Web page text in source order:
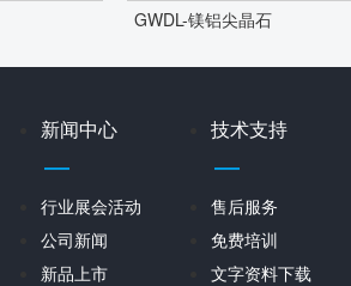
GWDL-镁铝尖晶石
新闻中心
行业展会活动
公司新闻
新品上市
技术支持
售后服务
免费培训
文字资料下载